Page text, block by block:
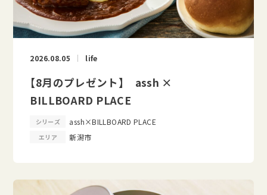
2026.08.05 life
【8月のプレゼント】 assh ×
BILLBOARD PLACE
シリーズ assh×BILLBOARD PLACE
エリア 新潟市